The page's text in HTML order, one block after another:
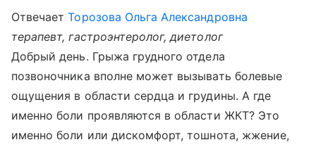
ОтвечаетТорозова Ольга Александровна
терапевт, гастроэнтеролог, диетолог
Добрый день. Грыжа грудного отдела
позвоночника вполне может вызывать болевые
ощущения в области сердца и грудины. А где
именно боли проявляются в области ЖКТ? Это
именно боли или дискомфорт, тошнота, жжение,